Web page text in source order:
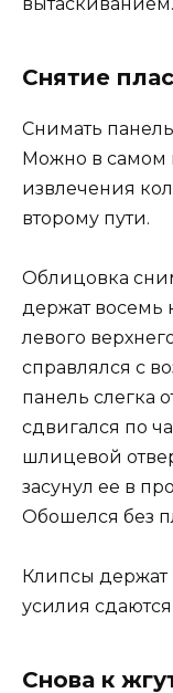
Снятие
Снимать
Можно в самом
извлечения
второму пути.
Облицовка
держат восемь
левого
справлялся с
панель слегка
сдвигался по
шлицевой
засунул ее в
Обошелся без
Клипсы держат
усилия
Снова к